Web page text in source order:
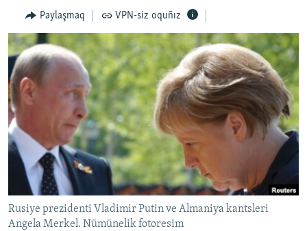
İNSAN AQLARI
VİDEO
SÜRET
BLOGLAR
FİKİR
Русский
Українською
QOŞULIÑIZ!
Paylaşmaq VPN-siz oquñız
Rusiye prezidenti Vladimir Putin ve Almaniya kantsleri
Angela Merkel. Nümünelik fotoresim